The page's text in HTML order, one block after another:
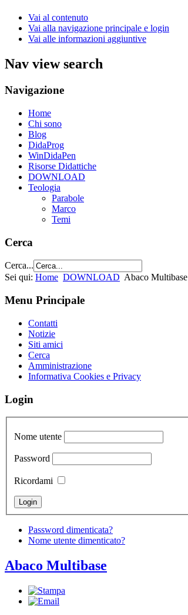
Vai al contenuto
Vai alla navigazione principale e login
Vai alle informazioni aggiuntive
Nav view search
Navigazione
Home
Chi sono
Blog
DidaProg
WinDidaPen
Risorse Didattiche
DOWNLOAD
Teologia
Parabole
Marco
Temi
Cerca
Cerca...
Sei qui: Home DOWNLOAD Abaco Multibase
Menu Principale
Contatti
Notizie
Siti amici
Cerca
Amministrazione
Informativa Cookies e Privacy
Login
Nome utente
Password
Ricordami
Password dimenticata?
Nome utente dimenticato?
Abaco Multibase